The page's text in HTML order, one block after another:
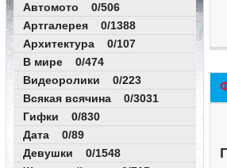
Автомото 0/506
Артгалерея 0/1388
Архитектура 0/107
В мире 0/474
Видеоролики 0/223
Всякая всячина 0/3031
Гифки 0/830
Дата 0/89
Девушки 0/1548